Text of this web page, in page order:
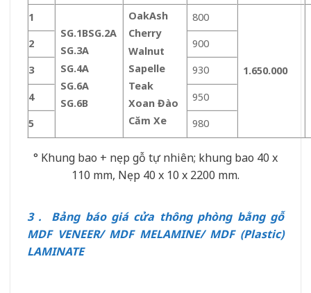
1
SG.1BSG.2A
SG.3A
SG.4A
SG.6A
SG.6B
OakAsh
Cherry
Walnut
Sapelle
Teak
Xoan Đào
Căm Xe
800
1.650.000
2
900
3
930
4
950
5
980
° Khung bao + nẹp gỗ tự nhiên; khung bao 40 x
110 mm, Nẹp 40 x 10 x 2200 mm.
3 . Bảng báo giá cửa thông phòng bằng gỗ
MDF VENEER/ MDF MELAMINE/ MDF (Plastic)
LAMINATE